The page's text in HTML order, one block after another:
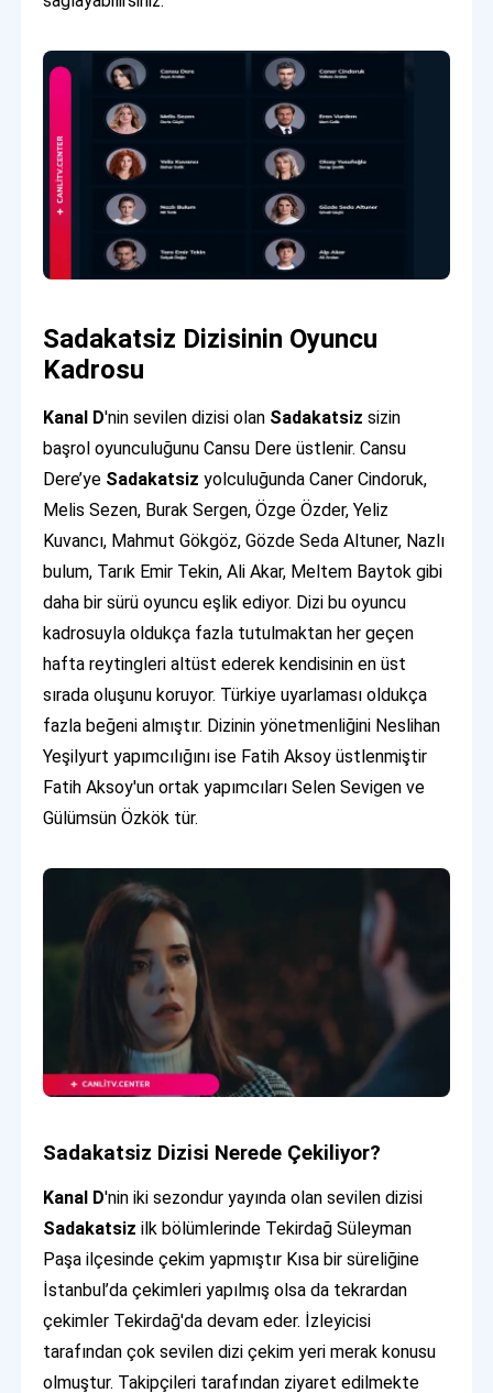
Sadakatsiz Dizisinin Oyuncu
Kadrosu
Kanal D'nin sevilen dizisi olan Sadakatsiz sizin
başrol oyunculuğunu Cansu Dere üstlenir. Cansu
Dere’ye Sadakatsiz yolculuğunda Caner Cindoruk,
Melis Sezen, Burak Sergen, Özge Özder, Yeliz
Kuvancı, Mahmut Gökgöz, Gözde Seda Altuner, Nazlı
bulum, Tarık Emir Tekin, Ali Akar, Meltem Baytok gibi
daha bir sürü oyuncu eşlik ediyor. Dizi bu oyuncu
kadrosuyla oldukça fazla tutulmaktan her geçen
hafta reytingleri altüst ederek kendisinin en üst
sırada oluşunu koruyor. Türkiye uyarlaması oldukça
fazla beğeni almıştır. Dizinin yönetmenliğini Neslihan
Yeşilyurt yapımcılığını ise Fatih Aksoy üstlenmiştir
Fatih Aksoy'un ortak yapımcıları Selen Sevigen ve
Gülümsün Özkök tür.
Sadakatsiz Dizisi Nerede Çekiliyor?
Kanal D'nin iki sezondur yayında olan sevilen dizisi
Sadakatsiz ilk bölümlerinde Tekirdağ Süleyman
Paşa ilçesinde çekim yapmıştır Kısa bir süreliğine
İstanbul’da çekimleri yapılmış olsa da tekrardan
çekimler Tekirdağ'da devam eder. İzleyicisi
tarafından çok sevilen dizi çekim yeri merak konusu
olmuştur. Takipçileri tarafından ziyaret edilmekte